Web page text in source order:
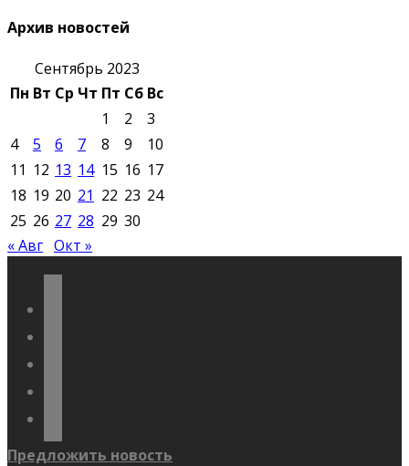
Архив новостей
Сентябрь 2023
Пн Вт Ср Чт Пт Сб Вс
1
2
3
4
5 6 7 8 9
10
11 12 13 14 15 16 17
18 19 20 21 22 23 24
25 26 27 28 29 30
« Авг Окт »
Предложить новость